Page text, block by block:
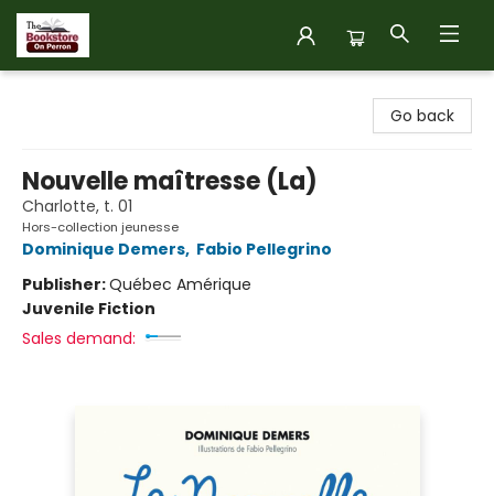
Go back
Nouvelle maîtresse (La)
Charlotte, t. 01
Hors-collection jeunesse
Dominique Demers, Fabio Pellegrino
Publisher:Québec Amérique
Juvenile Fiction
Sales demand: